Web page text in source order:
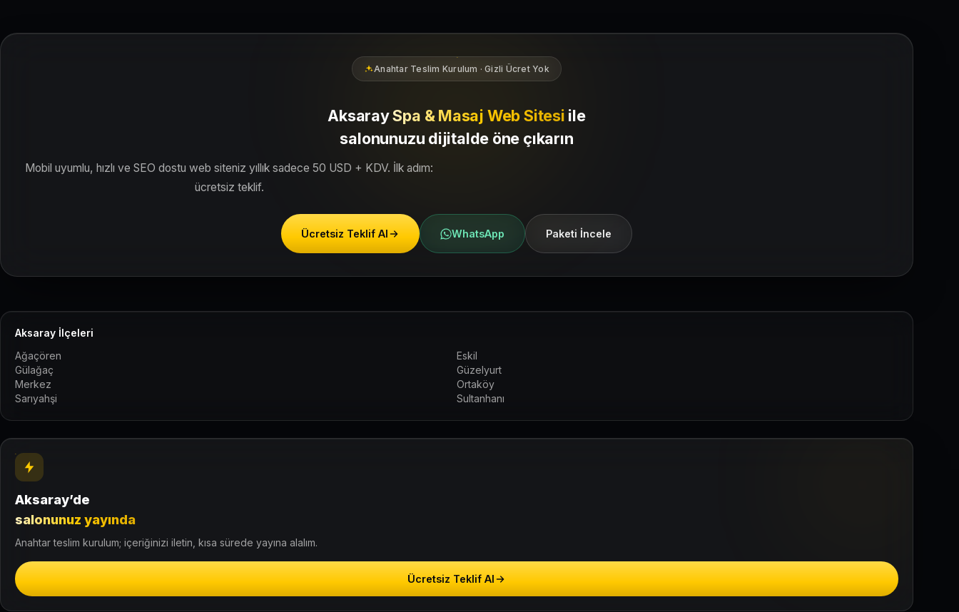
Anahtar Teslim Kurulum · Gizli Ücret Yok
AksaraySpa & Masaj Web Sitesi ile
salonunuzu dijitalde öne çıkarın
Mobil uyumlu, hızlı ve SEO dostu web siteniz yıllık sadece 50 USD + KDV. İlk adım:
ücretsiz teklif.
Ücretsiz Teklif Al WhatsApp Paketi İncele
Aksaray İlçeleri
Ağaçören
Eskil
Gülağaç
Güzelyurt
Merkez
Ortaköy
Sarıyahşi
Sultanhanı
Aksaray’de
salonunuz yayında
Anahtar teslim kurulum; içeriğinizi iletin, kısa sürede yayına alalım.
Ücretsiz Teklif Al